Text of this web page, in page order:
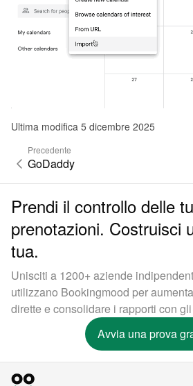
Ultima modifica 5 dicembre 2025
Precedente
GoDaddy
Prendi il controllo delle
prenotazioni. Costruisci
tua.
Unisciti a 1200+ aziende
utilizzano Bookingmood per
dirette e consolidare i rapporti con
Avvia una prova